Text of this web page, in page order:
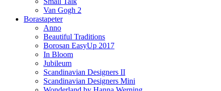
Van Gogh 2
Borastapeter
Anno
Beautiful Traditions
Borosan EasyUp 2017
In Bloom
Jubileum
Scandinavian Designers II
Scandinavian Designers Mini